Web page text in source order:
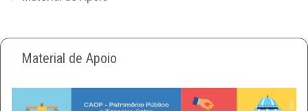
Material de Apoio